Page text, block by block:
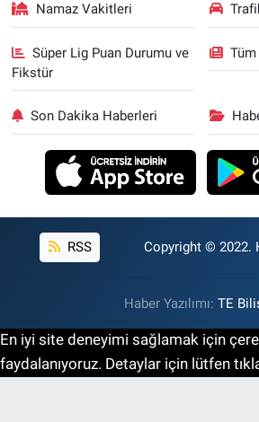
Namaz Vakitleri
Süper Lig Puan Durumu ve
Fikstür
Son Dakika Haberleri
RSS Copyright © 2022.
Haber Yazılımı: TE
En iyi site deneyimi sağlamak için
faydalanıyoruz. Detaylar için lütfen